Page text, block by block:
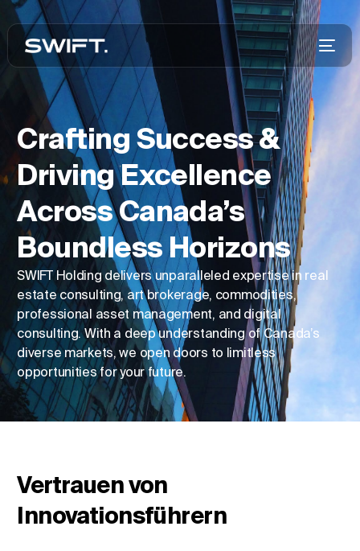
Crafting Success &
Driving Excellence
Across Canada’s
Boundless Horizons
SWIFT Holding delivers unparalleled expertise in real
estate consulting, art brokerage, commodities,
professional asset management, and digital
consulting. With a deep understanding of Canada’s
diverse markets, we open doors to limitless
opportunities for your future.
Vertrauen von
Innovationsführern
Sprache ändern